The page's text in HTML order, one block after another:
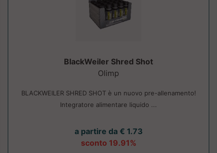
BlackWeiler Shred Shot
Olimp
BLACKWEILER SHRED SHOT è un nuovo pre-allenamento!
Integratore alimentare liquido ...
a partire da € 1.73
sconto 19.91%